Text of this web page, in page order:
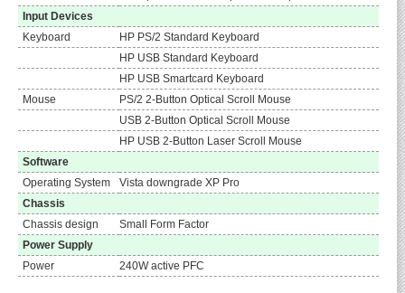
Input Devices
Keyboard
HP PS/2 Standard Keyboard
HP USB Standard Keyboard
HP USB Smartcard Keyboard
Mouse
PS/2 2-Button Optical Scroll Mouse
USB 2-Button Optical Scroll Mouse
HP USB 2-Button Laser Scroll Mouse
Software
Operating System
Vista downgrade XP Pro
Chassis
Chassis design
Small Form Factor
Power Supply
Power
240W active PFC